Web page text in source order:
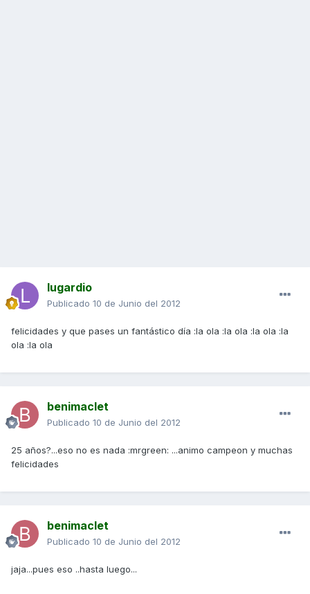
lugardio
Publicado 10 de Junio del 2012
felicidades y que pases un fantástico día :la ola :la ola :la ola :la
ola :la ola
benimaclet
Publicado 10 de Junio del 2012
25 años?...eso no es nada :mrgreen: ...animo campeon y muchas
felicidades
benimaclet
Publicado 10 de Junio del 2012
jaja...pues eso ..hasta luego...